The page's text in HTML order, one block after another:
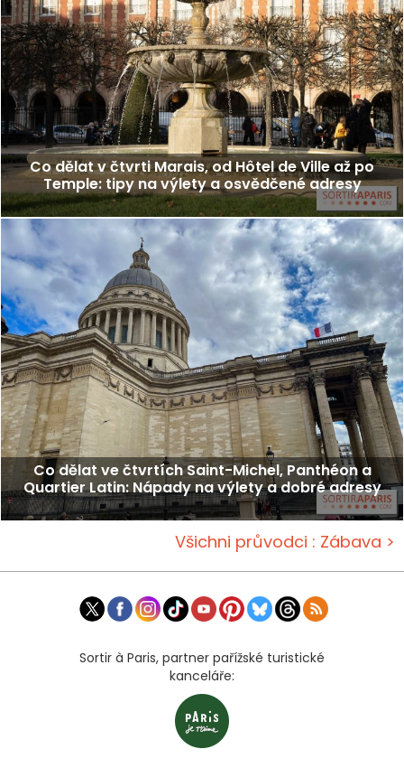
Co dělat v čtvrti Marais, od Hôtel de Ville až po
Temple: tipy na výlety a osvědčené adresy
Co dělat ve čtvrtích Saint-Michel, Panthéon a
Quartier Latin: Nápady na výlety a dobré adresy
Všichni průvodci : Zábava >
Sortir à Paris, partner pařížské turistické
kanceláře: